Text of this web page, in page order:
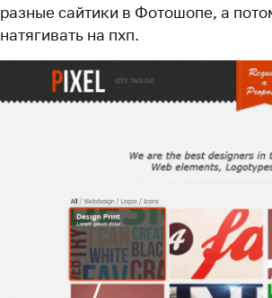
разные сайтики в Фотошопе, а
натягивать на пхп.